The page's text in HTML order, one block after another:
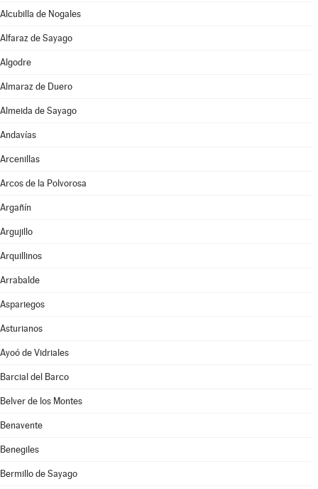
Alcubilla de Nogales
Alfaraz de Sayago
Algodre
Almaraz de Duero
Almeida de Sayago
Andavías
Arcenillas
Arcos de la Polvorosa
Argañín
Argujillo
Arquillinos
Arrabalde
Aspariegos
Asturianos
Ayoó de Vidriales
Barcial del Barco
Belver de los Montes
Benavente
Benegiles
Bermillo de Sayago